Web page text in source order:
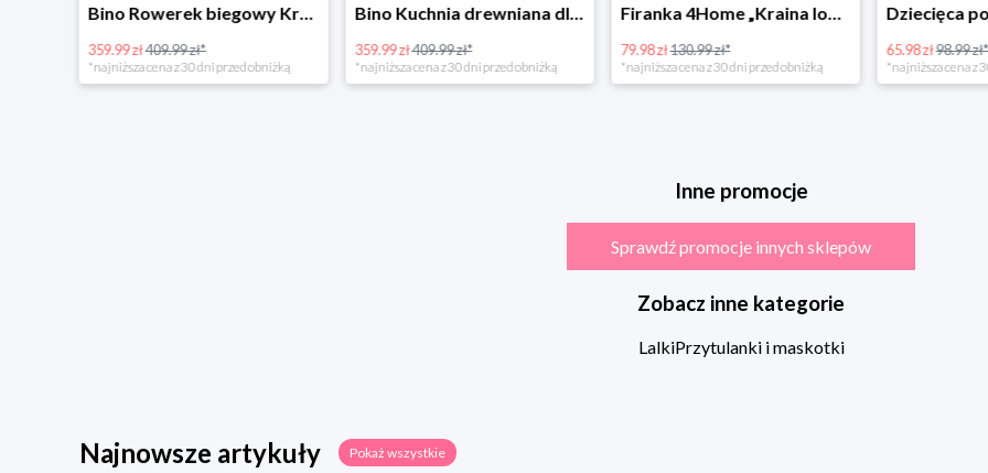
Bino Rowerek biegowy Krecik
359.99 zł409.99 zł*
*najniższa cena z 30 dni przed obniżką
Bino Kuchnia drewniana dla dzieci Provence
359.99 zł409.99 zł*
*najniższa cena z 30 dni przed obniżką
Firanka 4Home „Kraina lodu” (Frozen)
79.98 zł130.99 zł*
*najniższa cena z 30 dni przed obniżką
65.98 zł98.99 zł*
*najniższa cena z
Inne promocje
Sprawdź promocje innych sklepów
Zobacz inne kategorie
LalkiPrzytulanki i maskotki
Najnowsze artykuły Pokaż wszystkie